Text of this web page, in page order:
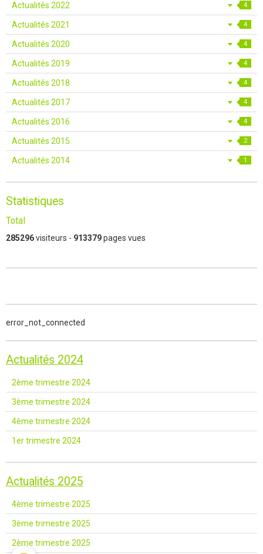
Actualités 2022 4
Actualités 2021 4
Actualités 2020 4
Actualités 2019 4
Actualités 2018 4
Actualités 2017 4
Actualités 2016 4
Actualités 2015 2
Actualités 2014 1
Statistiques
Total
285296visiteurs - 913379pages vues
error_not_connected
Actualités 2024
2ème trimestre 2024
3ème trimestre 2024
4ème trimestre 2024
1er trimestre 2024
Actualités 2025
4ème trimestre 2025
3ème trimestre 2025
2ème trimestre 2025